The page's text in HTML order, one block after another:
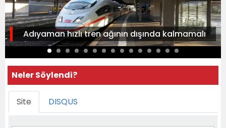
Adıyaman hızlı tren ağının dışında kalmamalı
Neler Söylendi?
Site DISQUS